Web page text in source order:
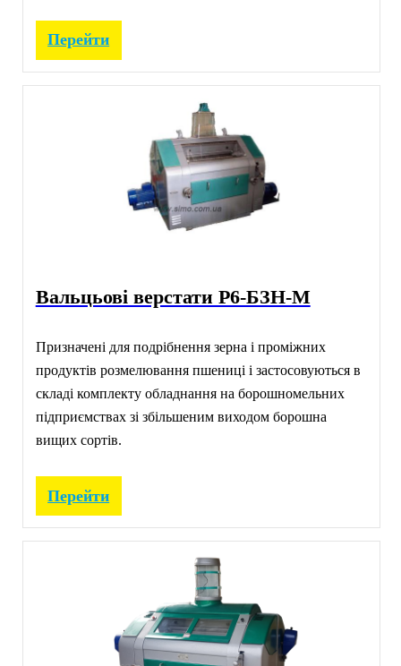
Перейти
Вальцьові верстати Р6-БЗН-М
Призначені для подрібнення зерна і проміжних
продуктів розмелювання пшениці і застосовуються в
складі комплекту обладнання на борошномельних
підприємствах зі збільшеним виходом борошна
вищих сортів.
Перейти